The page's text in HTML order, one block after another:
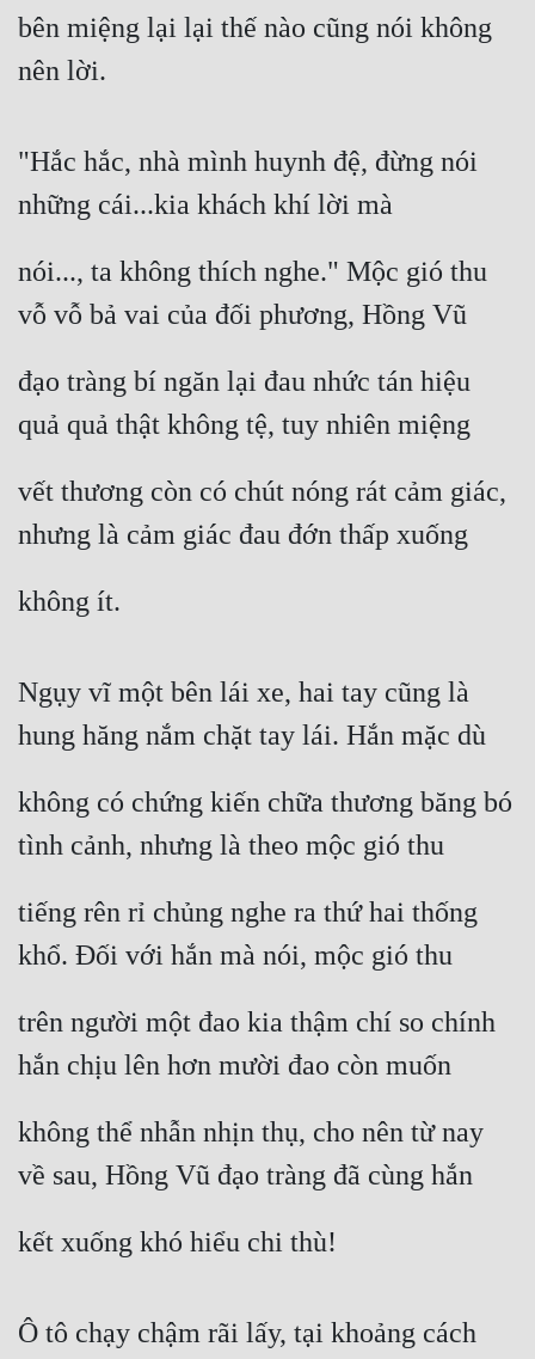
bên miệng lại lại thế nào cũng nói không
nên lời.
"Hắc hắc, nhà mình huynh đệ, đừng nói
những cái...kia khách khí lời mà
nói..., ta không thích nghe." Mộc gió thu
vỗ vỗ bả vai của đối phương, Hồng Vũ
đạo tràng bí ngăn lại đau nhức tán hiệu
quả quả thật không tệ, tuy nhiên miệng
vết thương còn có chút nóng rát cảm giác,
nhưng là cảm giác đau đớn thấp xuống
không ít.
Ngụy vĩ một bên lái xe, hai tay cũng là
hung hăng nắm chặt tay lái. Hắn mặc dù
không có chứng kiến chữa thương băng bó
tình cảnh, nhưng là theo mộc gió thu
tiếng rên rỉ chủng nghe ra thứ hai thống
khổ. Đối với hắn mà nói, mộc gió thu
trên người một đao kia thậm chí so chính
hắn chịu lên hơn mười đao còn muốn
không thể nhẫn nhịn thụ, cho nên từ nay
về sau, Hồng Vũ đạo tràng đã cùng hắn
kết xuống khó hiểu chi thù!
Ô tô chạy chậm rãi lấy, tại khoảng cách